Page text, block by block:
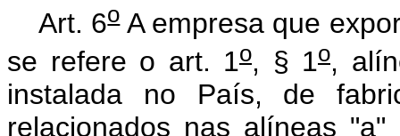
Art. 6oA empresa que
se refere o art. 1o, § 1o,
instalada no País, de
relacionados nas alíneas